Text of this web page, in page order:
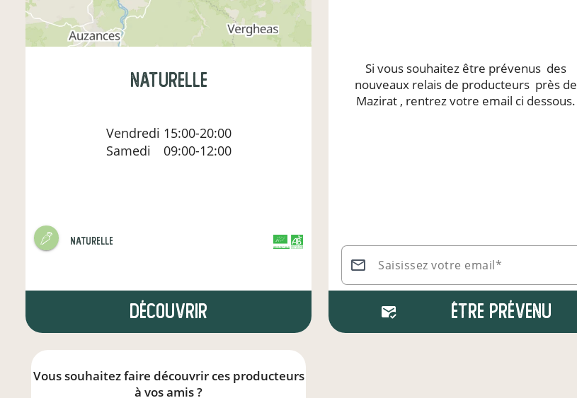
naturelle
Vendredi 15:00-20:00
Samedi
09:00-12:00
naturelle
Découvrir
Si vous souhaitez être prévenus des
nouveaux relais de producteurs près de
Mazirat , rentrez votre email ci dessous.
Saisissez votre email*
Être prévenu
Vous souhaitez faire découvrir ces producteurs
à vos amis ?